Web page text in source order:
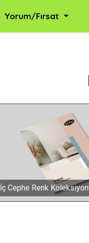
Yorum/Fırsat
İç Cephe Renk